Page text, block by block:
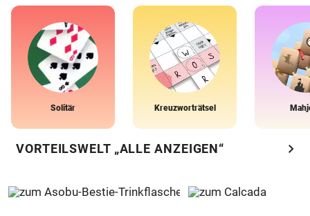
Solitär Kreuzworträtsel
VORTEILSWELT „ALLE ANZEIGEN“ chevron_right